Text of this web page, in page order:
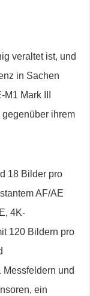
veraltet ist, und
in Sachen
Mark III
ihrem
18 Bilder pro
AF/AE
4K-
120 Bildern pro
Messfeldern und
ein